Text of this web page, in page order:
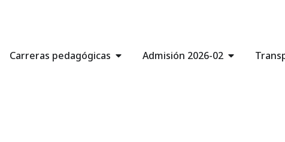
Carreras pedagógicas Admisión 2026-02